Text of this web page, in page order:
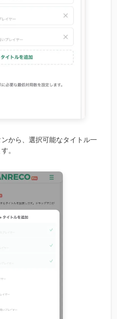
ンから、選択可能なタイトル一
。